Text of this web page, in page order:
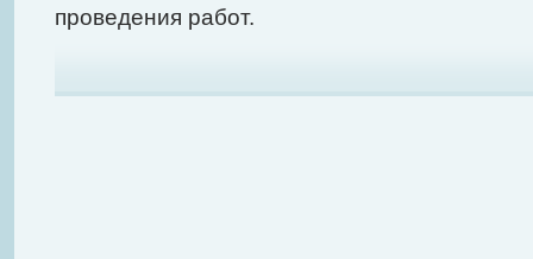
проведения работ.